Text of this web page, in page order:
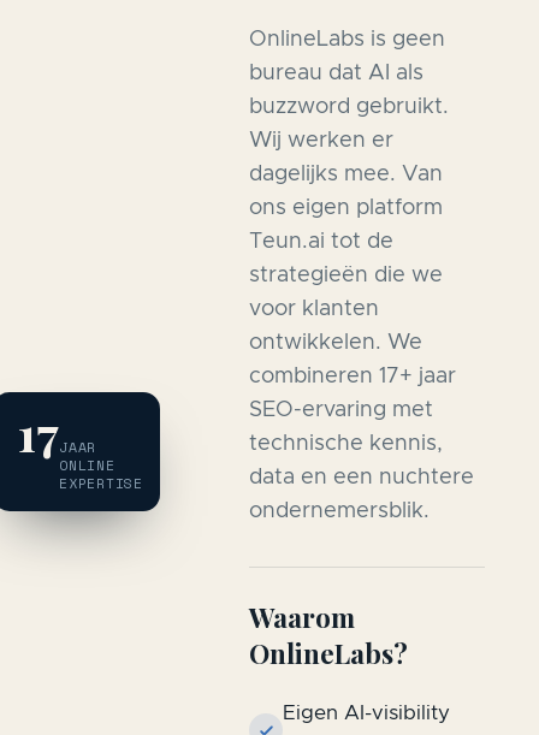
17JAAR
ONLINE
EXPERTISE
OnlineLabs is geen
bureau dat AI als
buzzword gebruikt.
Wij werken er
dagelijks mee. Van
ons eigen platform
Teun.ai tot de
strategieën die we
voor klanten
ontwikkelen. We
combineren 17+ jaar
SEO-ervaring met
technische kennis,
data en een nuchtere
ondernemersblik.
Waarom
OnlineLabs?
Eigen AI-visibility